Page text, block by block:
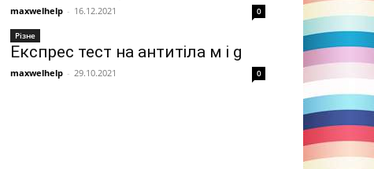
maxwelhelp - 16.12.2021 0
Різне
Експрес тест на антитіла м і g
maxwelhelp - 29.10.2021 0